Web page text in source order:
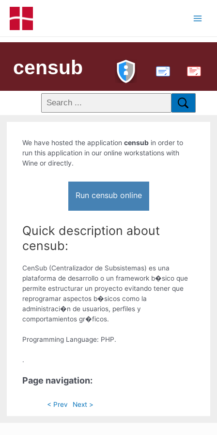
censub PDF
We have hosted the applicationcensub in order to
run this application in our online workstations with
Wine or directly.
Run censub online
Quick description about
censub:
CenSub (Centralizador de Subsistemas) es una
plataforma de desarrollo o un framework b�sico que
permite estructurar un proyecto evitando tener que
reprogramar aspectos b�sicos como la
administraci�n de usuarios, perfiles y
comportamientos gr�ficos.
Programming Language: PHP.
.
Page navigation:
< Prev Next >